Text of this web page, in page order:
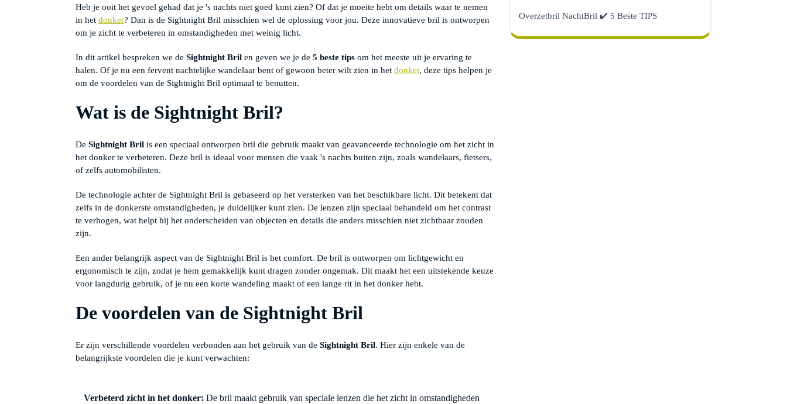
Heb je ooit het gevoel gehad dat je 's nachts niet goed kunt zien? Of dat je moeite hebt om details waar te nemen
in het donker? Dan is de Sightnight Bril misschien wel de oplossing voor jou. Deze innovatieve bril is ontworpen
om je zicht te verbeteren in omstandigheden met weinig licht.
In dit artikel bespreken we de Sightnight Bril en geven we je de 5 beste tips om het meeste uit je ervaring te
halen. Of je nu een fervent nachtelijke wandelaar bent of gewoon beter wilt zien in het donker, deze tips helpen je
om de voordelen van de Sightnight Bril optimaal te benutten.
Wat is de Sightnight Bril?
De Sightnight Bril is een speciaal ontworpen bril die gebruik maakt van geavanceerde technologie om het zicht in
het donker te verbeteren. Deze bril is ideaal voor mensen die vaak 's nachts buiten zijn, zoals wandelaars, fietsers,
of zelfs automobilisten.
De technologie achter de Sightnight Bril is gebaseerd op het versterken van het beschikbare licht. Dit betekent dat
zelfs in de donkerste omstandigheden, je duidelijker kunt zien. De lenzen zijn speciaal behandeld om het contrast
te verhogen, wat helpt bij het onderscheiden van objecten en details die anders misschien niet zichtbaar zouden
zijn.
Een ander belangrijk aspect van de Sightnight Bril is het comfort. De bril is ontworpen om lichtgewicht en
ergonomisch te zijn, zodat je hem gemakkelijk kunt dragen zonder ongemak. Dit maakt het een uitstekende keuze
voor langdurig gebruik, of je nu een korte wandeling maakt of een lange rit in het donker hebt.
De voordelen van de Sightnight Bril
Er zijn verschillende voordelen verbonden aan het gebruik van de Sightnight Bril. Hier zijn enkele van de
belangrijkste voordelen die je kunt verwachten:
Verbeterd zicht in het donker: De bril maakt gebruik van speciale lenzen die het zicht in omstandigheden
Overzetbril NachtBril ✔️ 5 Beste TIPS